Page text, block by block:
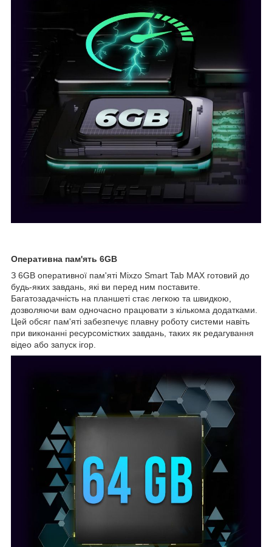
Оперативна пам'ять 6GB
З 6GB оперативної пам'яті Mixzo Smart Tab MAX готовий до
будь-яких завдань, які ви перед ним поставите.
Багатозадачність на планшеті стає легкою та швидкою,
дозволяючи вам одночасно працювати з кількома додатками.
Цей обсяг пам'яті забезпечує плавну роботу системи навіть
при виконанні ресурсомістких завдань, таких як редагування
відео або запуск ігор.